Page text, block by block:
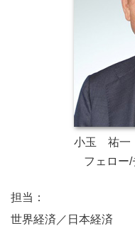
小玉 祐一
フェロー/
担当：
世界経済／日本経済